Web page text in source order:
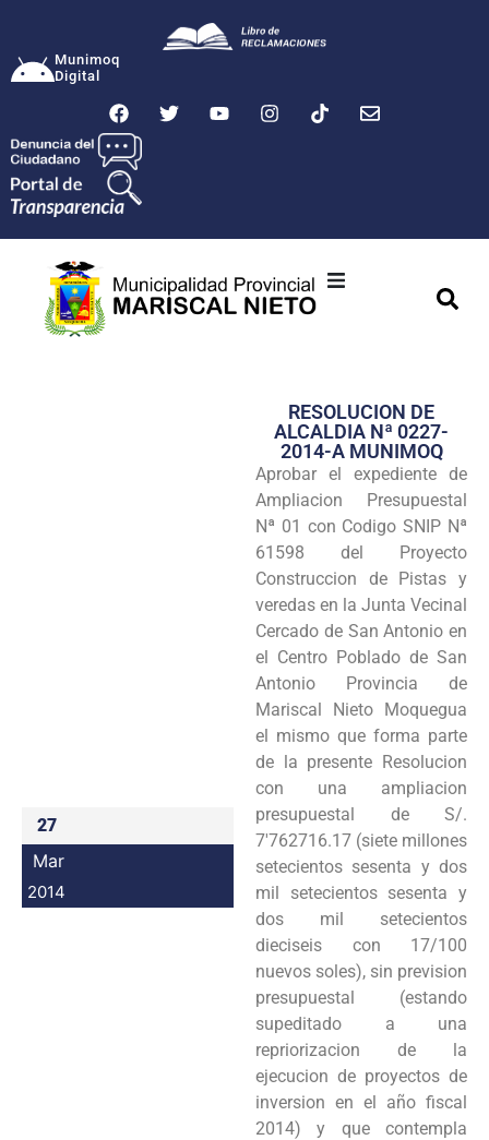
Munimoq
Digital
Transparencia
Seguridad
Programas
Intranet
27
Mar
2014
RESOLUCION DE
ALCALDIA Nª 0227-
2014-A MUNIMOQ
Aprobar el expediente de
Ampliacion Presupuestal
Nª 01 con Codigo SNIP Nª
61598 del Proyecto
Construccion de Pistas y
veredas en la Junta Vecinal
Cercado de San Antonio en
el Centro Poblado de San
Antonio Provincia de
Mariscal Nieto Moquegua
el mismo que forma parte
de la presente Resolucion
con una ampliacion
presupuestal de S/.
7'762716.17 (siete millones
setecientos sesenta y dos
mil setecientos sesenta y
dos mil setecientos
dieciseis con 17/100
nuevos soles), sin prevision
presupuestal (estando
supeditado a una
repriorizacion de la
ejecucion de proyectos de
inversion en el año fiscal
2014) y que contempla